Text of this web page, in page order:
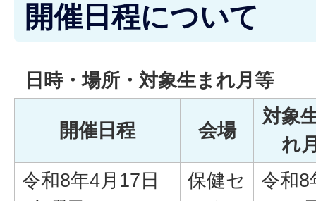
開催日程について
日時・場所・対象生まれ月等
開催日程 会場
対象
れ
令和8年4月17日
保健セ
令和8